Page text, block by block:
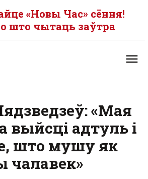
«Новы Час» сёння!
што чытаць заўтра
«Мая
выйсці адтуль і
што мушу як
чалавек»